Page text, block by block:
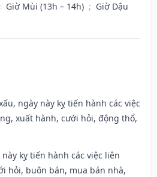
; Giờ Mùi (13h – 14h) ; Giờ Dậu
ngày này kỵ tiến hành các việc
xuất hành, cưới hỏi, động thổ,
này kỵ tiến hành các việc liên
hỏi, buôn bán, mua bán nhà,